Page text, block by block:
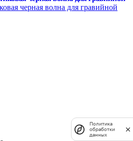
черная волна для гравийной
Политика
обработки
данных